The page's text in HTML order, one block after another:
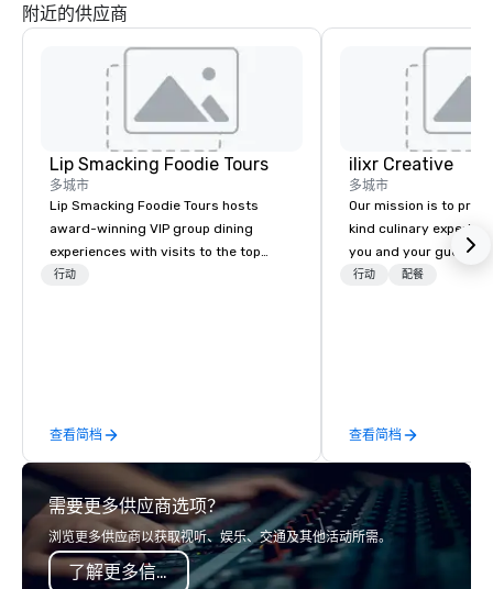
附近的供应商
Lip Smacking Foodie Tours
多城市
Lip Smacking Foodie Tours hosts
award-winning VIP group dining
experiences with visits to the top
restaurants throughout the United
and craft cocktails at each venue, all
with complete VIP service. This unique
experience gives guests the
opportunity to sit next to different
colleagues at each venue to mix,
mingle, and easily network. Each tour
is led by a professional guide
行动
查看简档
ilixr Creative
多城市
Our mission is to
kind culinary
you and your guests
memories and
catering industry.
行动 配餐
查看简档
需要更多供应商选项？
浏览更多供应商以获取视听、娱乐、交通及其他活动所需。
了解更多信息